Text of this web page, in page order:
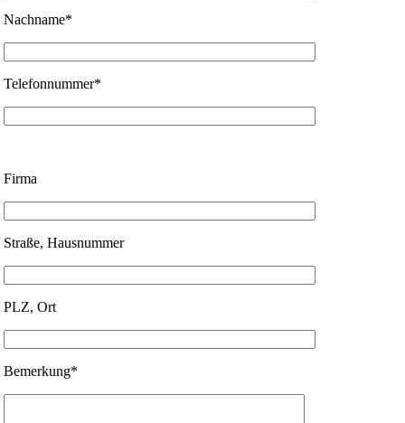
Nachname*
Telefonnummer*
Firma
Straße, Hausnummer
PLZ, Ort
Bemerkung*